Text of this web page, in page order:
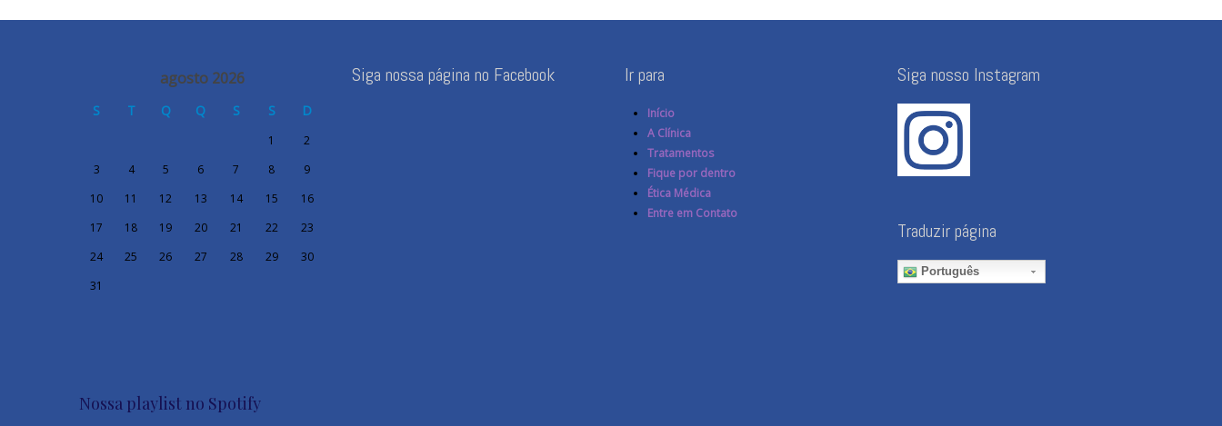
agosto 2026
S T Q Q S S D
1
2
3
4 5 6 7 8
9
10
11 12 13 14 15
16
17
18 19 20 21 22
23
24
25 26 27 28 29
30
31
Siga nossa página no Facebook Ir para
Início
A Clínica
Tratamentos
Fique por dentro
Ética Médica
Entre em Contato
Siga nosso Instagram
Traduzir página
Português
Nossa playlist no Spotify